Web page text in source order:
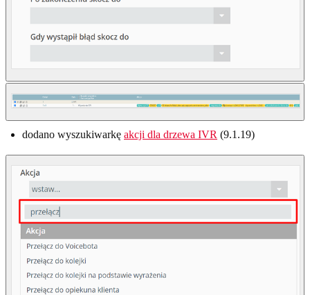
dodano wyszukiwarkę akcji dla drzewa IVR (9.1.19)